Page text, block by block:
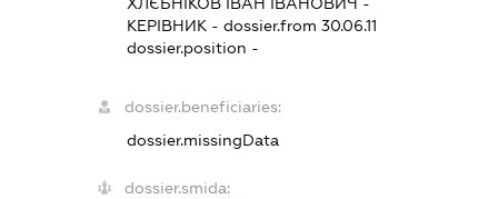
КЕРІВНИК - dossier.from 30.06.11
dossier.position -
dossier.beneficiaries:
dossier.missingData
dossier.smida: